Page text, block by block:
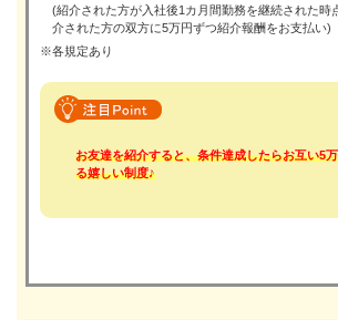
(紹介された方が入社後1カ月間勤務を継続された時
介された方の双方に5万円ずつ紹介報酬をお支払い)
※各規定あり
お友達を紹介すると、条件達成したらお互い5
る嬉しい制度♪